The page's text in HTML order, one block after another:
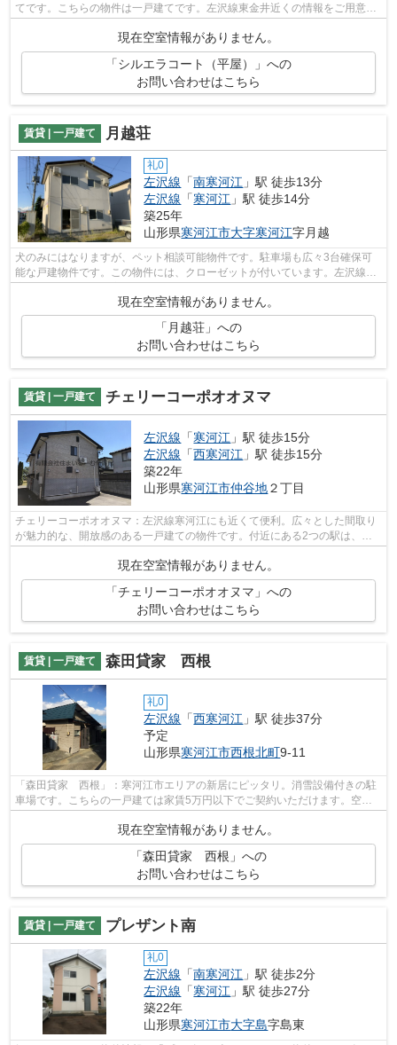
てです。こちらの物件は一戸建てです。左沢線東金井近くの情報をご用意し
ているので、物件探しをするなら住まい...
現在空室情報がありません。
「シルエラコート（平屋）」への
お問い合わせはこちら
賃貸 | 一戸建て 月越荘
礼0
左沢線 「南寒河江 」駅 徒歩13分
左沢線 「寒河江 」駅 徒歩14分
築25年
山形県寒河江市大字寒河江字月越
犬のみにはなりますが、ペット相談可能物件です。駐車場も広々3台確保可
能な戸建物件です。この物件には、クローゼットが付いています。左沢線南
寒河江近くの賃貸住宅に関する情報なら...
現在空室情報がありません。
「月越荘」への
お問い合わせはこちら
賃貸 | 一戸建て チェリーコーポオオヌマ
左沢線 「寒河江 」駅 徒歩15分
左沢線 「西寒河江 」駅 徒歩15分
築22年
山形県寒河江市仲谷地２丁目
チェリーコーポオオヌマ：左沢線寒河江にも近くて便利。広々とした間取り
が魅力的な、開放感のある一戸建ての物件です。付近にある2つの駅は、用
現在空室情報がありません。
「チェリーコーポオオヌマ」への
お問い合わせはこちら
賃貸 | 一戸建て 森田貸家 西根
礼0
左沢線 「西寒河江 」駅 徒歩37分
予定
山形県寒河江市西根北町9-11
「森田貸家 西根」：寒河江市エリアの新居にピッタリ。消雪設備付きの駐
車場です。こちらの一戸建ては家賃5万円以下でご契約いただけます。空き
現在空室情報がありません。
「森田貸家 西根」への
お問い合わせはこちら
賃貸 | 一戸建て プレザント南
礼0
左沢線 「南寒河江 」駅 徒歩2分
左沢線 「寒河江 」駅 徒歩27分
築22年
山形県寒河江市大字島字島東